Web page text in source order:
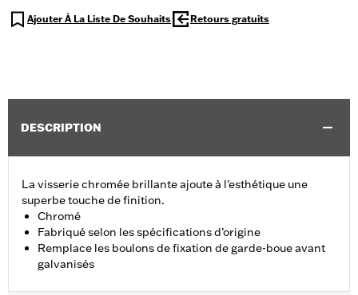
Ajouter À La Liste De Souhaits Retours gratuits
DESCRIPTION
La visserie chromée brillante ajoute à l'esthétique une
superbe touche de finition.
Chromé
Fabriqué selon les spécifications d’origine
Remplace les boulons de fixation de garde-boue avant
galvanisés